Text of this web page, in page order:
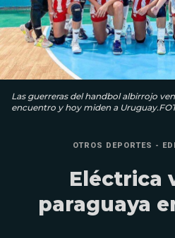
Las guerreras del handbol albirrojo
encuentro y hoy miden a
OTROS DEPORTES -
Eléctrica
paraguaya